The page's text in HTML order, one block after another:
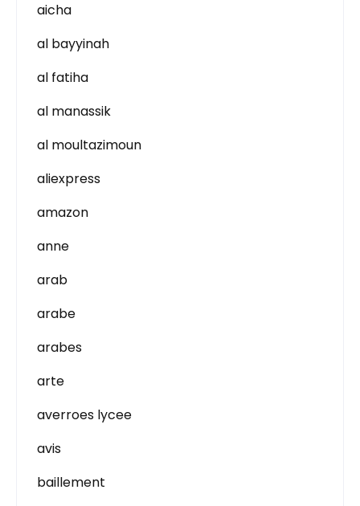
aicha
al bayyinah
al fatiha
al manassik
al moultazimoun
aliexpress
amazon
anne
arab
arabe
arabes
arte
averroes lycee
avis
baillement